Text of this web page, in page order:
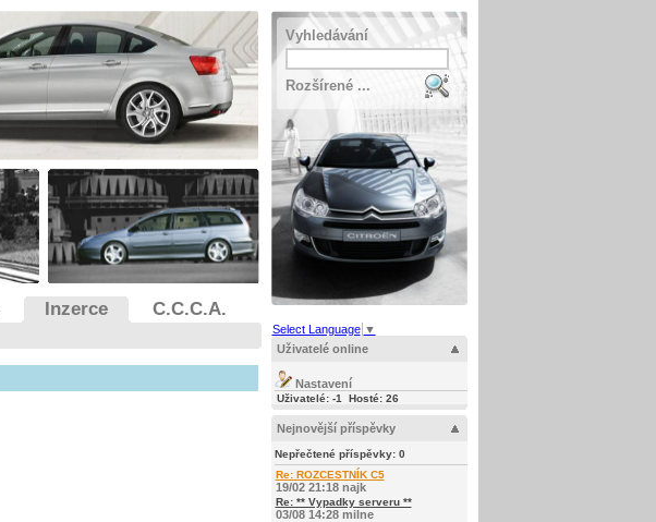
Vyhledávání
Rozšírené ...
Inzerce C.C.C.A.
Select Language ▼
Uživatelé online
Nastavení
Uživatelé: -1 Hosté: 26
Nejnovější příspěvky
Nepřečtené příspěvky: 0
Re: ROZCESTNÍK C5
19/02 21:18 najk
Re: ** Vypadky serveru **
03/08 14:28 milne